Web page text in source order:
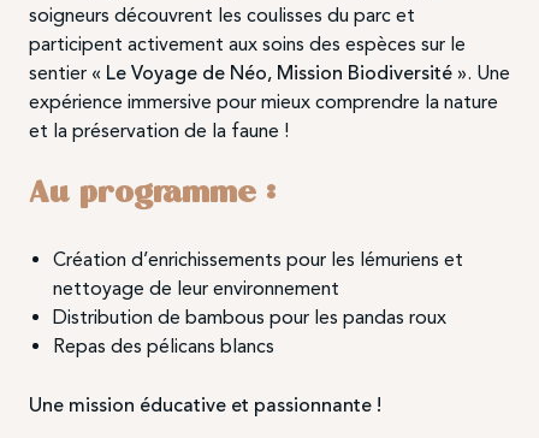
soigneurs découvrent les coulisses du parc et
participent activement aux soins des espèces sur le
sentier « Le Voyage de Néo, Mission Biodiversité ». Une
expérience immersive pour mieux comprendre la nature
et la préservation de la faune !
Au programme :
Création d’enrichissements pour les lémuriens et
nettoyage de leur environnement
Distribution de bambous pour les pandas roux
Repas des pélicans blancs
Une mission éducative et passionnante !